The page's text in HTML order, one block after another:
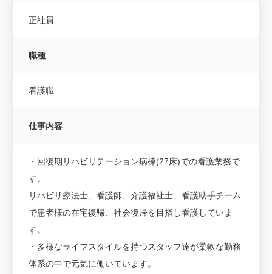
正社員
職種
看護職
仕事内容
・回復期リハビリテーション病棟(27床)での看護業務で
す。
リハビリ療法士、看護師、介護福祉士、看護助手チーム
で患者様の在宅復帰、社会復帰を目指し看護していま
す。
・多様なライフスタイルを持つスタッフ達が柔軟な勤務
体系の中で元気に働いています。